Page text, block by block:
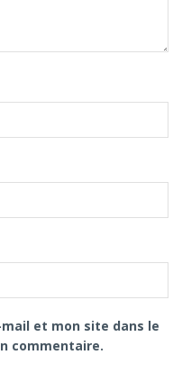
et mon site dans le
commentaire.